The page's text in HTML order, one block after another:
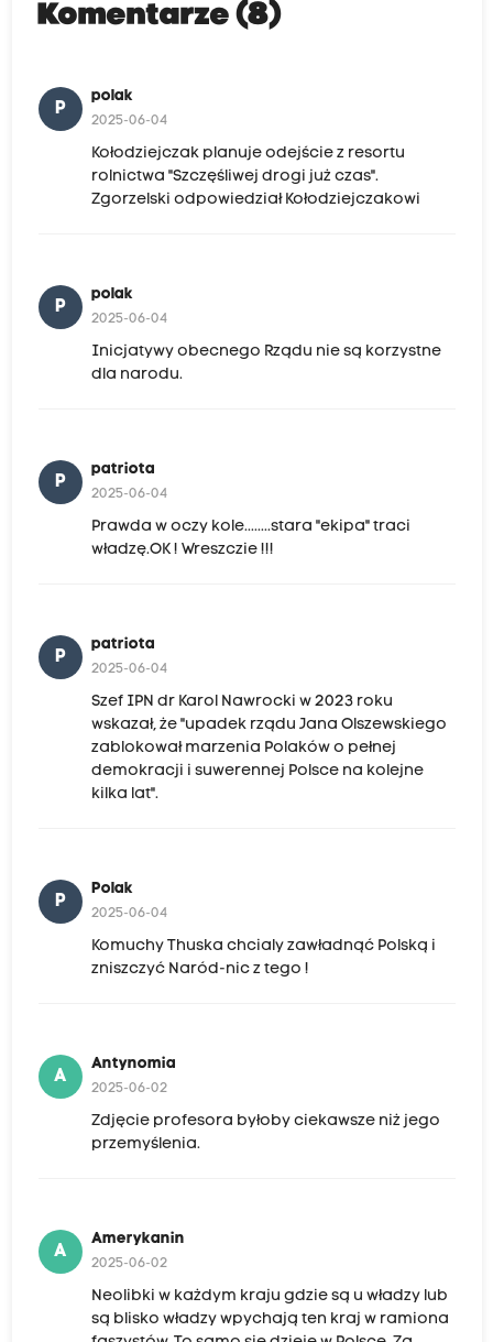
Komentarze (8)
P
polak
2025-06-04
Kołodziejczak planuje odejście z resortu
rolnictwa "Szczęśliwej drogi już czas".
Zgorzelski odpowiedział Kołodziejczakowi
P
polak
2025-06-04
Inicjatywy obecnego Rządu nie są korzystne
dla narodu.
P
patriota
2025-06-04
Prawda w oczy kole........stara "ekipa" traci
władzę.OK ! Wreszczie !!!
P
patriota
2025-06-04
Szef IPN dr Karol Nawrocki w 2023 roku
wskazał, że "upadek rządu Jana Olszewskiego
zablokował marzenia Polaków o pełnej
demokracji i suwerennej Polsce na kolejne
kilka lat".
P
Polak
2025-06-04
Komuchy Thuska chcialy zawładnąć Polską i
zniszczyć Naród-nic z tego !
A
Antynomia
2025-06-02
Zdjęcie profesora byłoby ciekawsze niż jego
przemyślenia.
A
Amerykanin
2025-06-02
Neolibki w każdym kraju gdzie są u władzy lub
są blisko władzy wpychają ten kraj w ramiona